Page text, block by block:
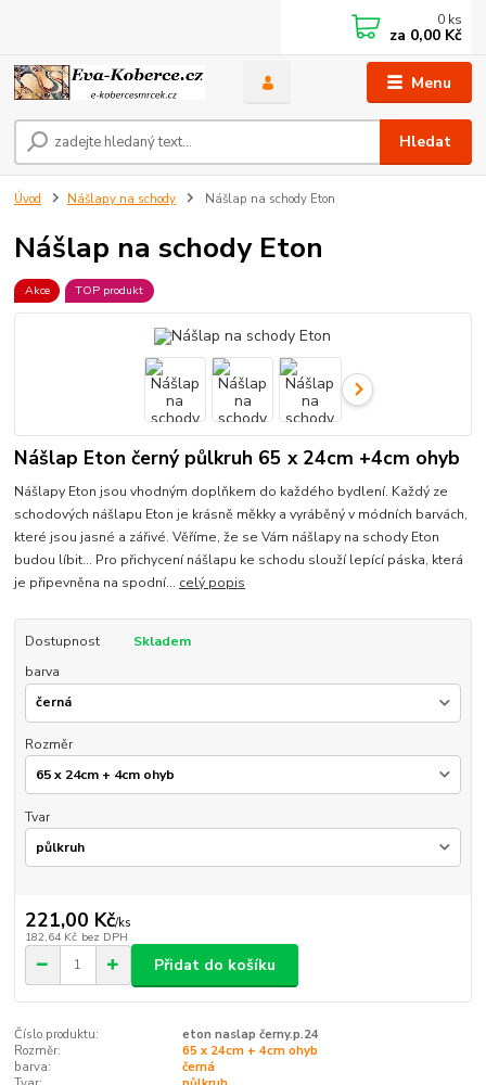
Menu
Hledat
0 ks
za 0,00 Kč
Úvod Nášlapy na schody Nášlap na schody Eton
Nášlap na schody Eton
Akce TOP produkt
Nášlap Eton černý půlkruh 65 x 24cm +4cm ohyb
Nášlapy Eton jsou vhodným doplňkem do každého bydlení. Každý ze
schodových nášlapu Eton je krásně měkky a vyráběný v módních barvách,
které jsou jasné a zářivé. Věříme, že se Vám nášlapy na schody Eton
budou líbit... Pro přichycení nášlapu ke schodu slouží lepící páska, která
je připevněna na spodní... celý popis
Dostupnost
Skladem
barva
Rozměr
Tvar
221,00 Kč/ks
182,64 Kč bez DPH
Přidat do košíku
Číslo produktu:
eton naslap černy.p.24
Rozměr:
65 x 24cm + 4cm ohyb
barva:
černá